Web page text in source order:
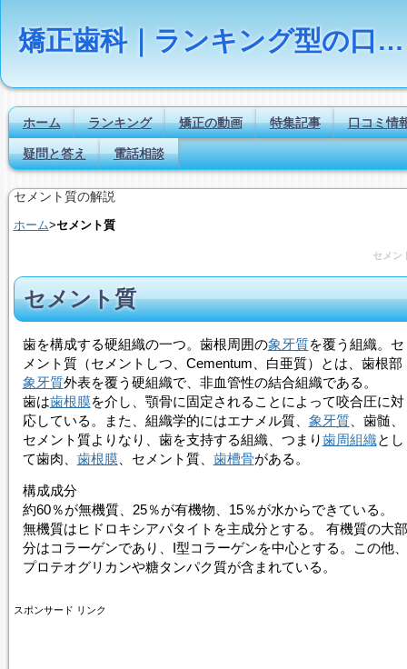
矯正歯科｜ランキング型の口コミ・評判サイト【Dr.NAVI】
ホーム ランキング 矯正の動画 特集記事 口コミ情
疑問と答え 電話相談
セメント質の解説
ホーム>セメント質
セメン
セメント質
歯を構成する硬組織の一つ。歯根周囲の象牙質を覆う組織。 セ
メント質（セメントしつ、Cementum、白亜質）とは、歯根部
象牙質外表を覆う硬組織で、非血管性の結合組織である。
歯は歯根膜を介し、顎骨に固定されることによって咬合圧に対
応している。また、組織学的にはエナメル質、 象牙質、歯髄、
セメント質よりなり、歯を支持する組織、つまり歯周組織とし
て歯肉、 歯根膜、 セメント質、 歯槽骨がある。
構成成分
約60％が無機質、25％が有機物、15％が水からできている。
無機質はヒドロキシアパタイトを主成分とする。 有機質の大部
分はコラーゲンであり、I型コラーゲンを中心とする。この他、
プロテオグリカンや糖タンパク質が含まれている。
スポンサード リンク